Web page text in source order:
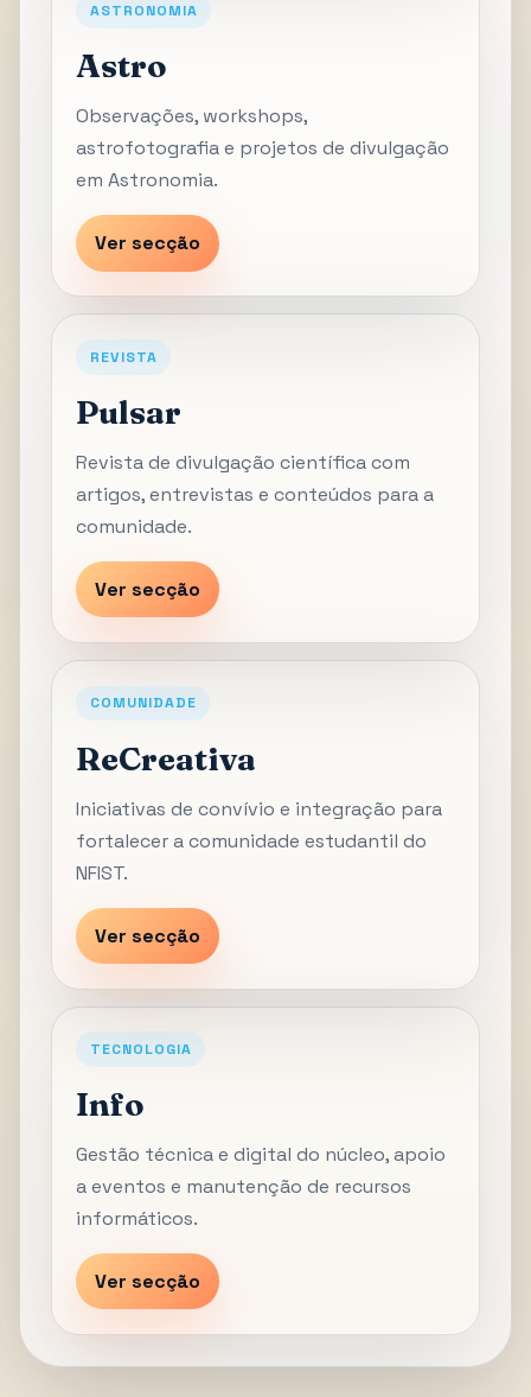
ASTRONOMIA
Astro
Observações, workshops,
astrofotografia e projetos de divulgação
em Astronomia.
Ver secção
REVISTA
Pulsar
Revista de divulgação científica com
artigos, entrevistas e conteúdos para a
comunidade.
Ver secção
COMUNIDADE
ReCreativa
Iniciativas de convívio e integração para
fortalecer a comunidade estudantil do
NFIST.
Ver secção
TECNOLOGIA
Info
Gestão técnica e digital do núcleo, apoio
a eventos e manutenção de recursos
informáticos.
Ver secção